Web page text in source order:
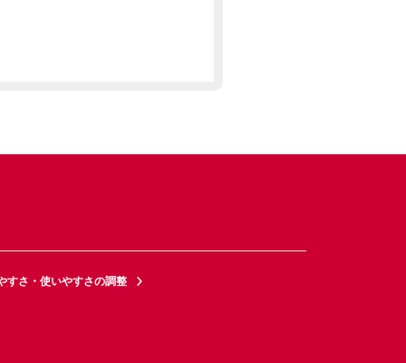
すさ・使いやすさの調整